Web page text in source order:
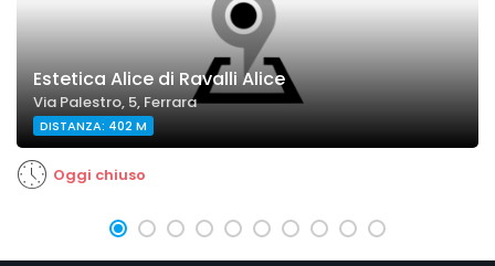
Estetica Alice di Ravalli Alice
Via Palestro, 5, Ferrara
DISTANZA: 402 M
Oggi chiuso